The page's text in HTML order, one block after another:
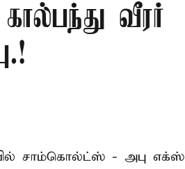
வீரர்
சாம்கொல்ட்ஸ் - அபு எக்ஸ்